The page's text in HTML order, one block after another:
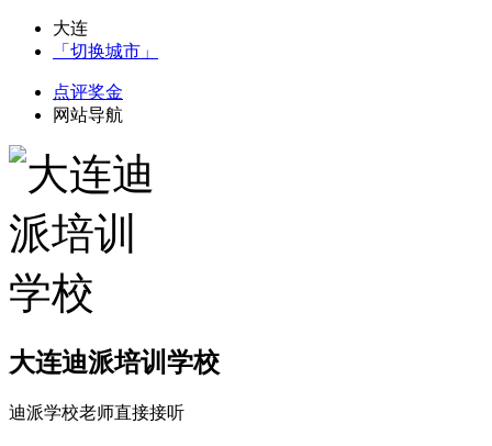
大连
「切换城市」
点评奖金
网站导航
大连迪派培训学校
迪派学校老师直接接听